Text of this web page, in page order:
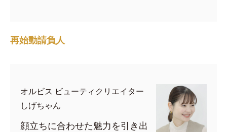
再始動請負人
オルビス ビューティクリエイター
しげちゃん
顔立ちに合わせた魅力を引き出